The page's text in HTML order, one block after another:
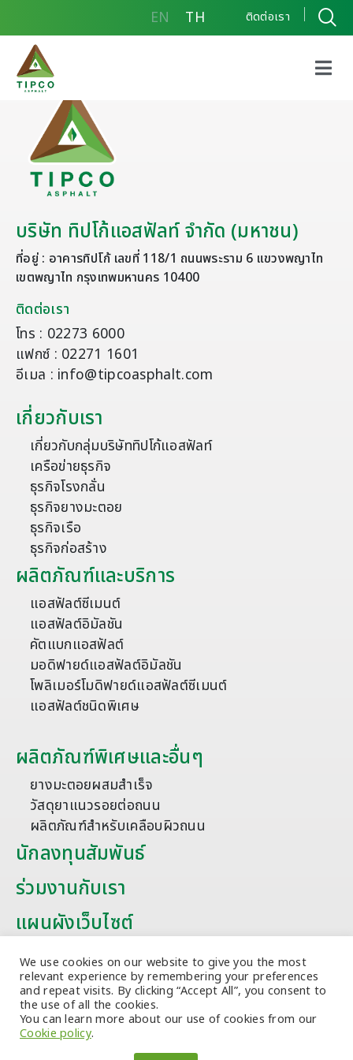
EN TH ติดต่อเรา
บริษัท ทิปโก้แอสฟัลท์ จำกัด (มหาชน)
ที่อยู่ : อาคารทิปโก้ เลขที่ 118/1 ถนนพระราม 6 แขวงพญาไท
เขตพญาไท กรุงเทพมหานคร 10400
ติดต่อเรา
โทร : 02273 6000
แฟกซ์ : 02271 1601
อีเมล : info@tipcoasphalt.com
เกี่ยวกับเรา
เกี่ยวกับกลุ่มบริษัททิปโก้แอสฟัลท์
เครือข่ายธุรกิจ
ธุรกิจโรงกลั่น
ธุรกิจยางมะตอย
ธุรกิจเรือ
ธุรกิจก่อสร้าง
ผลิตภัณฑ์และบริการ
แอสฟัลต์ซีเมนต์
แอสฟัลต์อิมัลชัน
คัตแบกแอสฟัลต์
มอดิฟายด์แอสฟัลต์อิมัลชัน
โพลิเมอร์โมดิฟายด์แอสฟัลต์ซีเมนต์
แอสฟัลต์ชนิดพิเศษ
ผลิตภัณฑ์พิเศษและอื่นๆ
ยางมะตอยผสมสำเร็จ
วัสดุยาแนวรอยต่อถนน
ผลิตภัณฑ์สำหรับเคลือบผิวถนน
นักลงทุนสัมพันธ์
ร่วมงานกับเรา
แผนผังเว็บไซต์
บทความ
We use cookies on our website to give you the most
relevant experience by remembering your preferences
and repeat visits. By clicking “Accept All”, you consent to
the use of all the cookies.
You can learn more about our use of cookies from our
Cookie policy.